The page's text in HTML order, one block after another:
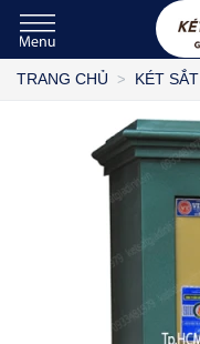
TRANG CHỦ KÉT SẮT